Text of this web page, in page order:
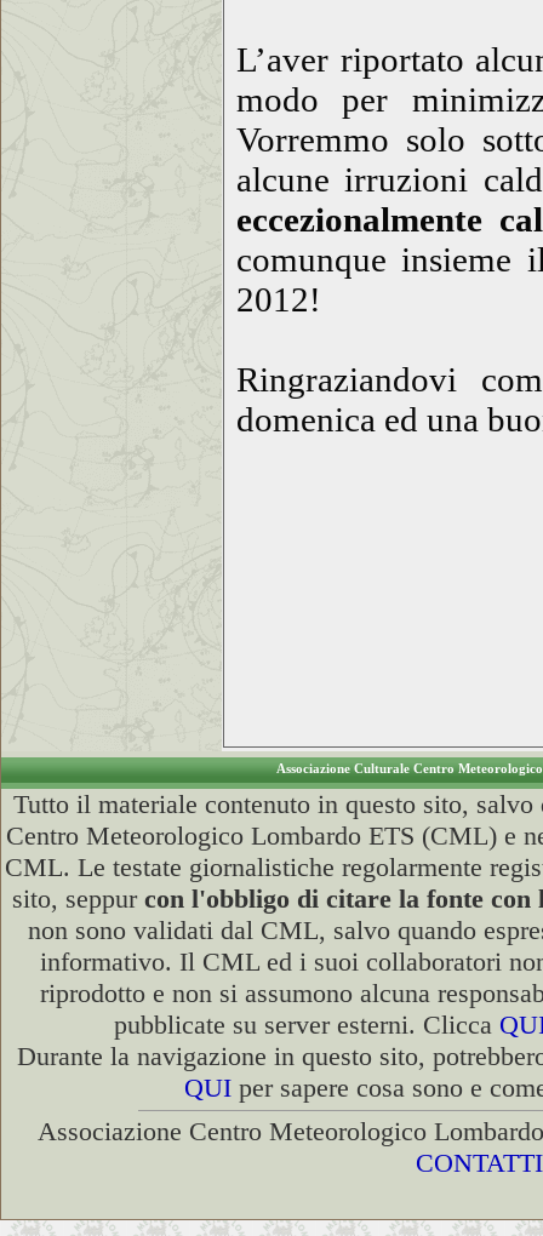
L’aver riportato
modo per
Vorremmo solo
alcune irruzioni
eccezionalmente
comunque insieme
2012!
Ringraziandovi
domenica ed una
Associazione Culturale Centro
Tutto il materiale contenuto in questo sito,
Centro Meteorologico Lombardo ETS (CML) e
CML. Le testate giornalistiche regolarmente
sito, seppur con l'obbligo di citare la fonte
non sono validati dal CML, salvo quando
informativo. Il CML ed i suoi collaboratori
riprodotto e non si assumono alcuna
pubblicate su server esterni. Clicca
Durante la navigazione in questo sito,
QUI per sapere cosa sono e
Associazione Centro Meteorologico
CONTATTI